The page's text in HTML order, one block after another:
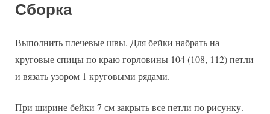
Сборка
Выполнить плечевые швы. Для бейки набрать на
круговые спицы по краю горловины 104 (108, 112) петли
и вязать узором 1 круговыми рядами.
При ширине бейки 7 см закрыть все петли по рисунку.